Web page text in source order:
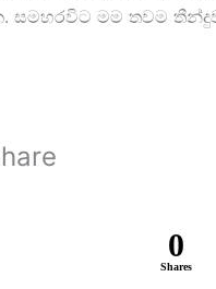
මම තවම
0
Shares